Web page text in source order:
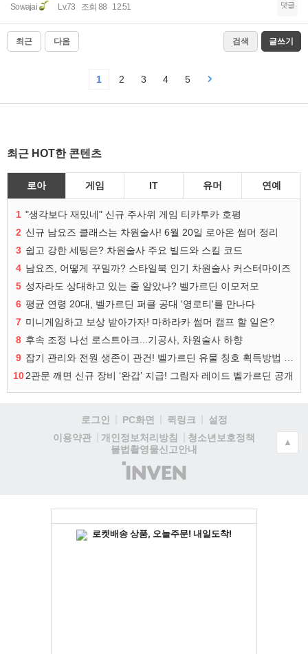
Sowajai Lv.73 조회 88 12:51 댓글
최근 다음 검색 글쓰기
1 2 3 4 5
최근 HOT한 콘텐츠
로아 게임 IT 유머 연예
1 "생각보다 재밌네" 신규 주사위 게임 티카투카 호평
2 신규 남요즈 클래스는 차원술사! 6월 20일 로아온 썸머 정리
3 쉽고 강한 세팅은? 차원술사 주요 빌드와 스킬 코드
4 남요즈, 어떻게 꾸밀까? 스타일북 인기 차원술사 커스터마이즈
5 성자라도 상대하고 있는 줄 알았나? 벨가르딘 이모저모
6 평균 연령 20대, 벨가르딘 퍼클 공대 '영로티'를 만나다
7 미니게임하고 보상 받아가자! 마하라카 썸머 캠프 할 일은?
8 후속 조정 나선 로스트아크...기공사, 차원술사 하향
9
102관문 깨면 신규 장비 ‘완갑’ 지급! 그림자 레이드 벨가르딘 공개
로그인 PC화면 퀵링크
설정
이용약관
개인정보처리방침
청소년보호정책
불법촬영물신고안내
(주)
인
▲